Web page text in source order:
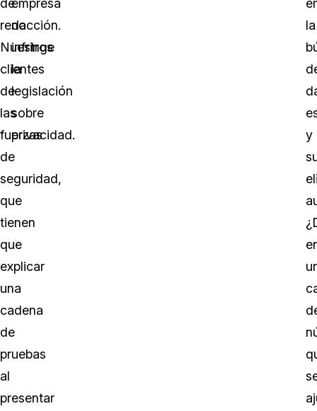
de
redacción.
Nuestros
clientes
de
las
fuerzas
de
seguridad,
que
tienen
que
explicar
una
cadena
de
pruebas
al
presentar
empresa
no
infringe
la
legislación
sobre
privacidad.
la
y